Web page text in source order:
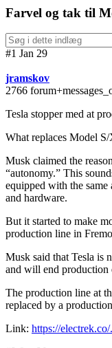
Farvel og tak til
#1 Jan 29
jramskov
2766
Tesla stopper med at
What replaces Model
Musk claimed the
“autonomy.” This
equipped with the
and hardware.
But it started to make
production line in
Musk said that Tesla
and will end production
The production line at
replaced by a
Link: https://